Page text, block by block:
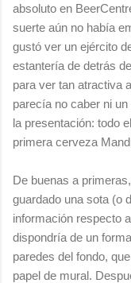
absoluto en
suerte aún no había
gustó ver un ejército
estantería de detrás
para ver tan atractiva
parecía no caber ni
la presentación: todo
primera cerveza
De buenas a
guardado una sota (o
información respecto
dispondría de un
paredes del fondo,
papel de mural.